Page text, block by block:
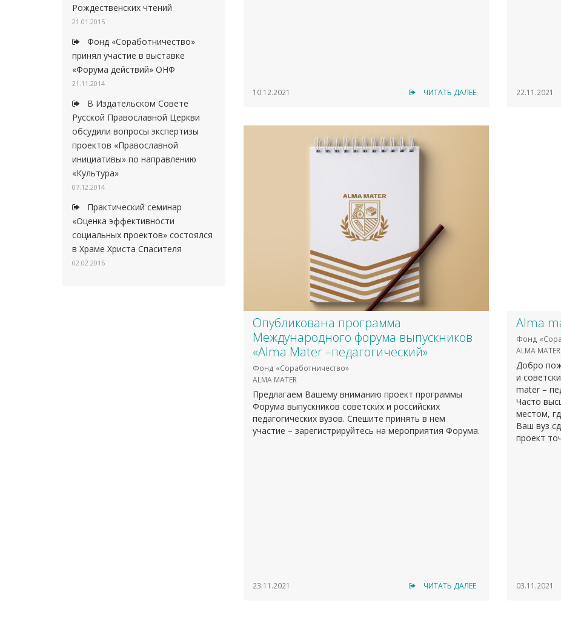
Рождественских чтений
21.01.2015
Фонд «Соработничество»
принял участие в выставке
«Форума действий» ОНФ
21.11.2014
В Издательском Совете
Русской Православной Церкви
обсудили вопросы экспертизы
проектов «Православной
инициативы» по направлению
«Культура»
07.12.2014
Практический семинар
«Оценка эффективности
социальных проектов» состоялся
в Храме Христа Спасителя
02.02.2016
10.12.2021 ЧИТАТЬ ДАЛЕЕ 22.11.2021
Опубликована программа
Международного форума выпускников
«Alma Mater –педагогический»
Фонд «Соработничество»
ALMA MATER
Предлагаем Вашему вниманию проект программы
Форума выпускников советских и российских
педагогических вузов. Спешите принять в нем
участие – зарегистрируйтесь на мероприятия Форума.
23.11.2021 ЧИТАТЬ ДАЛЕЕ
Alma
Фонд
ALMA MATER
Добро
и
mater –
Часто
местом,
Ваш вуз
проект
03.11.2021